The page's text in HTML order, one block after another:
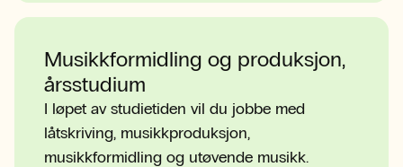
Musikkformidling og produksjon,
årsstudium
I løpet av studietiden vil du jobbe med
låtskriving, musikkproduksjon,
musikkformidling og utøvende musikk.